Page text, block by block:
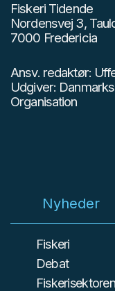
Fiskeri Tidende
Nordensvej 3,
7000 Fredericia
Ansv. redaktør:
Udgiver:
Organisation
Nyheder
Fiskeri
Debat
Fiskerisektoren